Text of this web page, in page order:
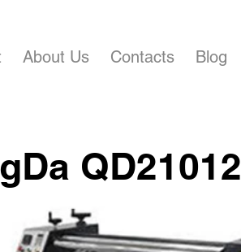
About Us Contacts Blog
QD21012